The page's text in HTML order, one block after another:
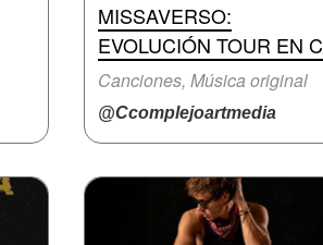
MISSAVERSO:
EVOLUCIÓN TOUR EN C
Canciones, Música original
@Ccomplejoartmedia